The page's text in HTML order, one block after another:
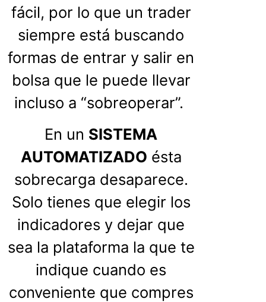
fácil, por lo que un trader
siempre está buscando
formas de entrar y salir en
bolsa que le puede llevar
incluso a “sobreoperar”.
En un SISTEMA
AUTOMATIZADO ésta
sobrecarga desaparece.
Solo tienes que elegir los
indicadores y dejar que
sea la plataforma la que te
indique cuando es
conveniente que compres